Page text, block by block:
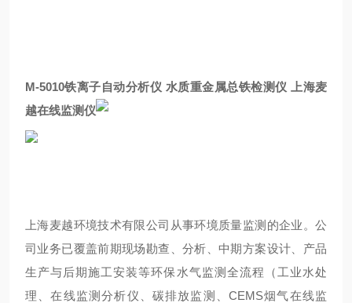
M-5010铁离子自动分析仪 水质重金属总铁检测仪 上海麦
越在线监测仪
上海麦越环境技术有限公司从事环境质量监测的企业。公
司业务已覆盖前期现场勘查、分析、中期方案设计、产品
生产与后期施工安装等环保水气监测全流程（工业水处
理、在线监测分析仪、碳排放监测、CEMS烟气在线监